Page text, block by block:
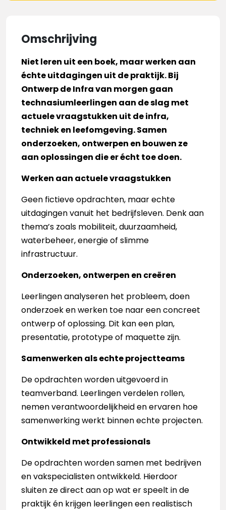
Omschrijving
Niet leren uit een boek, maar werken aan
échte uitdagingen uit de praktijk. Bij
Ontwerp de Infra van morgen gaan
technasiumleerlingen aan de slag met
actuele vraagstukken uit de infra,
techniek en leefomgeving. Samen
onderzoeken, ontwerpen en bouwen ze
aan oplossingen die er écht toe doen.
Werken aan actuele vraagstukken
Geen fictieve opdrachten, maar echte
uitdagingen vanuit het bedrijfsleven. Denk aan
thema’s zoals mobiliteit, duurzaamheid,
waterbeheer, energie of slimme
infrastructuur.
Onderzoeken, ontwerpen en creëren
Leerlingen analyseren het probleem, doen
onderzoek en werken toe naar een concreet
ontwerp of oplossing. Dit kan een plan,
presentatie, prototype of maquette zijn.
Samenwerken als echte projectteams
De opdrachten worden uitgevoerd in
teamverband. Leerlingen verdelen rollen,
nemen verantwoordelijkheid en ervaren hoe
samenwerking werkt binnen echte projecten.
Ontwikkeld met professionals
De opdrachten worden samen met bedrijven
en vakspecialisten ontwikkeld. Hierdoor
sluiten ze direct aan op wat er speelt in de
praktijk én krijgen leerlingen een realistisch